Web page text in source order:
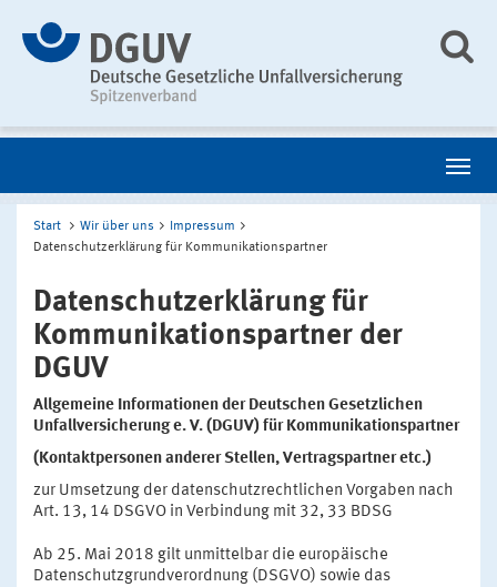
Start Wir über uns
Impressum
Datenschutzerklärung für Kommunikationspartner
Datenschutzerklärung für
Kommunikationspartner der
DGUV
Allgemeine Informationen der Deutschen Gesetzlichen
Unfallversicherung e. V. (DGUV) für Kommunikationspartner
(Kontaktpersonen anderer Stellen, Vertragspartner etc.)
zur Umsetzung der datenschutzrechtlichen Vorgaben nach
Art. 13, 14 DSGVO in Verbindung mit 32, 33 BDSG
Ab 25. Mai 2018 gilt unmittelbar die europäische
Datenschutzgrundverordnung (DSGVO) sowie das